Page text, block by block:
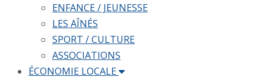
ENFANCE / JEUNESSE
LES AÎNÉS
SPORT / CULTURE
ASSOCIATIONS
ÉCONOMIE LOCALE